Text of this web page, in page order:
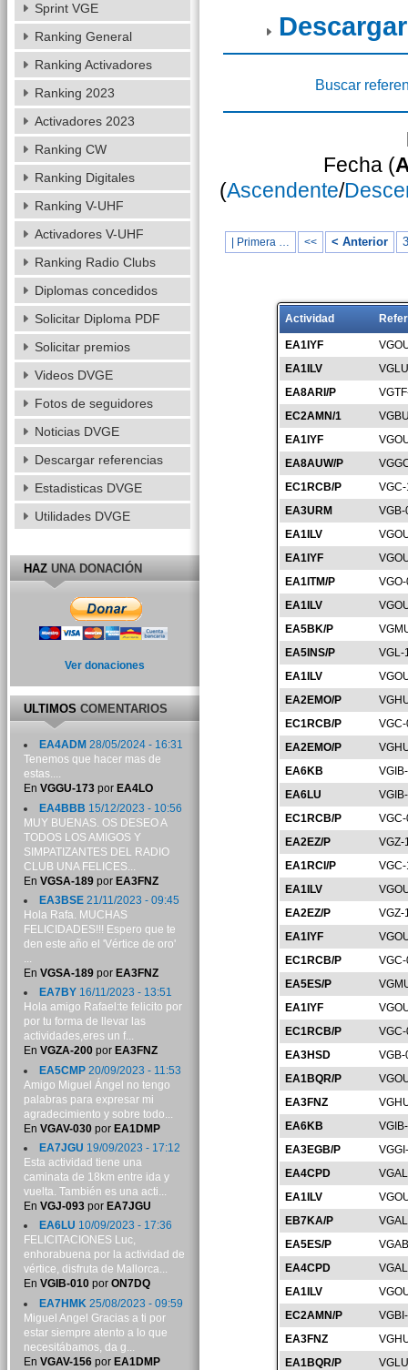
Buscar
Fecha (
(Ascendente/
| Primera … << < Anterior
Actividad
EA1IYF
EA1ILV
EA8ARI/P
EC2AMN/1
EA1IYF
EA8AUW/P
EC1RCB/P
EA3URM
EA1ILV
EA1IYF
EA1ITM/P
EA1ILV
EA5BK/P
EA5INS/P
VGL-
EA1ILV
EA2EMO/P
EC1RCB/P
EA2EMO/P
EA6KB
EA6LU
EC1RCB/P
EA2EZ/P
VGZ-
EA1RCI/P
EA1ILV
EA2EZ/P
VGZ-
EA1IYF
EC1RCB/P
EA5ES/P
EA1IYF
EC1RCB/P
EA3HSD
EA1BQR/P
EA3FNZ
EA6KB
EA3EGB/P
EA4CPD
EA1ILV
EB7KA/P
EA5ES/P
EA4CPD
EA1ILV
EC2AMN/P
EA3FNZ
EA1BQR/P
Sprint VGE
Ranking General
Ranking Activadores
Ranking 2023
Activadores 2023
Ranking CW
Ranking Digitales
Ranking V-UHF
Activadores V-UHF
Ranking Radio Clubs
Diplomas concedidos
Solicitar Diploma PDF
Solicitar premios
Videos DVGE
Fotos de seguidores
Noticias DVGE
Descargar referencias
Estadisticas DVGE
Utilidades DVGE
HAZUNA DONACIÓN
Ver donaciones
ULTIMOSCOMENTARIOS
EA4ADM 28/05/2024 - 16:31
Tenemos que hacer mas de
estas....
En VGGU-173por EA4LO
EA4BBB 15/12/2023 - 10:56
MUY BUENAS. OS DESEO A
TODOS LOS AMIGOS Y
SIMPATIZANTES DEL RADIO
CLUB UNA FELICES...
En VGSA-189por EA3FNZ
EA3BSE21/11/2023 - 09:45
Hola Rafa. MUCHAS
FELICIDADES!!! Espero que te
den este año el 'Vértice de oro'
...
En VGSA-189por EA3FNZ
EA7BY16/11/2023 - 13:51
Hola amigo Rafael:te felicito por
por tu forma de llevar las
actividades,eres un f...
En VGZA-200por EA3FNZ
EA5CMP20/09/2023 - 11:53
Amigo Miguel Ángel no tengo
palabras para expresar mi
agradecimiento y sobre todo...
En VGAV-030por EA1DMP
EA7JGU 19/09/2023 - 17:12
Esta actividad tiene una
caminata de 18km entre ida y
vuelta. También es una acti...
En VGJ-093por EA7JGU
EA6LU 10/09/2023 - 17:36
FELICITACIONES Luc,
enhorabuena por la actividad de
vértice, disfruta de Mallorca...
En VGIB-010por ON7DQ
EA7HMK 25/08/2023 - 09:59
Miguel Angel Gracias a ti por
estar siempre atento a lo que
necesitábamos, da g...
En VGAV-156por EA1DMP